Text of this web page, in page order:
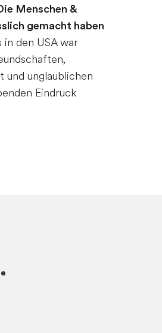
Menschen &
gemacht haben
in den USA war
und unglaublichen
Eindruck